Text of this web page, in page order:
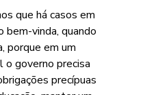
que há casos em
bem-vinda, quando
porque em um
governo precisa
precípuas